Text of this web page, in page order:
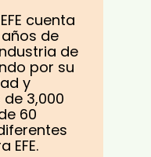
cuenta
de
de
por su
y
de 3,000
60
EFE.